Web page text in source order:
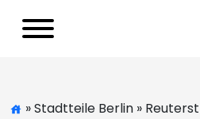
» Stadtteile Berlin »